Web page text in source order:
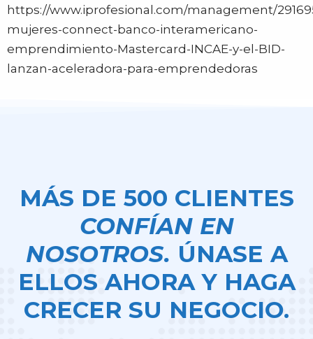
https://www.iprofesional.com/management/
mujeres-connect-banco-interamericano-
emprendimiento-Mastercard-INCAE-y-el-BID-
lanzan-aceleradora-para-emprendedoras
MÁS DE 500 CLIENTES
CONFÍAN EN
NOSOTROS. ÚNASE A
ELLOS AHORA Y HAGA
CRECER SU NEGOCIO.